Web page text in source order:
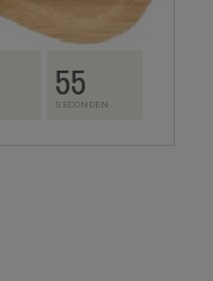
54
SECONDEN